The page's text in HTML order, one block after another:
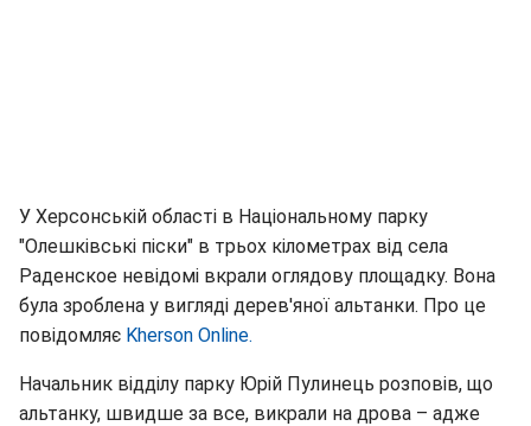
У Херсонській області в Національному парку
"Олешківські піски" в трьох кілометрах від села
Раденское невідомі вкрали оглядову площадку. Вона
була зроблена у вигляді дерев'яної альтанки. Про це
повідомляє Kherson Online.
Начальник відділу парку Юрій Пулинець розповів, що
альтанку, швидше за все, викрали на дрова – адже